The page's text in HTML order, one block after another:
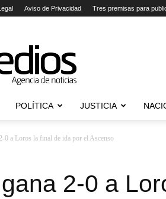
Aviso de Privacidad Tres premisas para
POLÍTICA JUSTICIA
0 a Loros la final de ida por el Ascenso
2-0 a